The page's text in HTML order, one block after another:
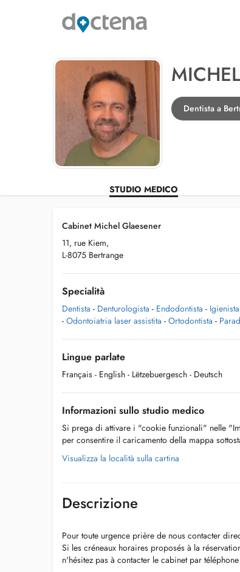
Dentista a
STUDIO MEDICO
Cabinet Michel Glaesener
11, rue Kiem,
L-8075 Bertrange
Specialità
Dentista - Denturologista - Endodontista -
- Odontoiatria laser assistita - Ortodontista -
Lingue parlate
Français - English - Lëtzebuergesch - Deutsch
Informazioni sullo studio medico
Si prega di attivare i "cookie funzionali" nelle
per consentire il caricamento della mappa
Visualizza la località sulla cartina
Descrizione
Pour toute urgence prière de nous contacter
Si les créneaux horaires proposés à la
n'hésitez pas à contacter le cabinet par